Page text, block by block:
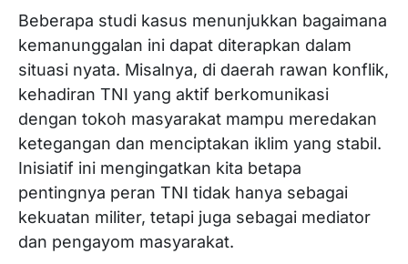
Beberapa studi kasus menunjukkan bagaimana
kemanunggalan ini dapat diterapkan dalam
situasi nyata. Misalnya, di daerah rawan konflik,
kehadiran TNI yang aktif berkomunikasi
dengan tokoh masyarakat mampu meredakan
ketegangan dan menciptakan iklim yang stabil.
Inisiatif ini mengingatkan kita betapa
pentingnya peran TNI tidak hanya sebagai
kekuatan militer, tetapi juga sebagai mediator
dan pengayom masyarakat.